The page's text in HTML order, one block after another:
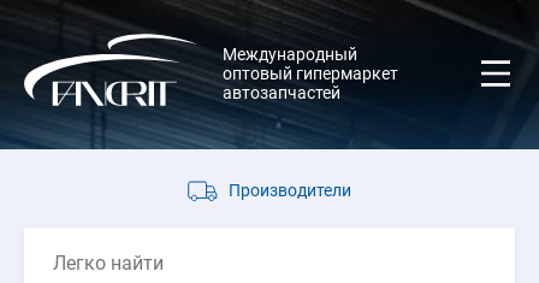
Международный
оптовый гипермаркет
автозапчастей
Производители